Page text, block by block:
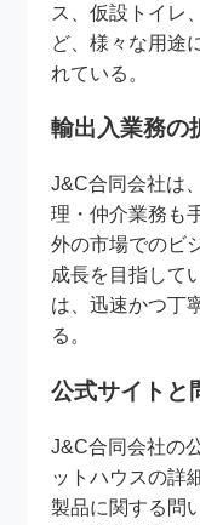
ス、仮設トイレ
ど、様々な用途
れている。
輸出入業務の
J&C合同会社は
理・仲介業務も
外の市場でのビ
成長を目指して
は、迅速かつ丁
る。
公式サイトと
J&C合同会社の
ットハウスの詳
製品に関する問